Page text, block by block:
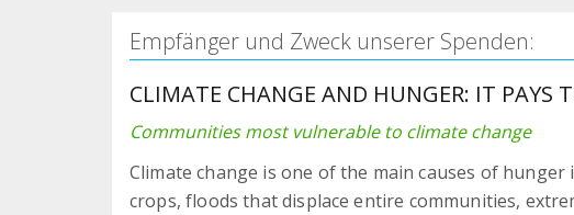
Empfänger und Zweck unserer Spenden:
CLIMATE CHANGE AND HUNGER: IT PAYS
Communities most vulnerable to climate change
Climate change is one of the main causes of
crops, floods that displace entire communities,